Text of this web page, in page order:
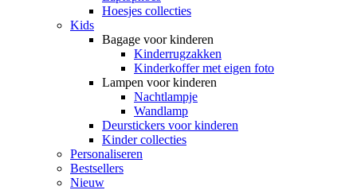
Hoesjes collecties
Kids
Bagage voor kinderen
Kinderrugzakken
Kinderkoffer met eigen foto
Lampen voor kinderen
Nachtlampje
Wandlamp
Deurstickers voor kinderen
Kinder collecties
Personaliseren
Bestsellers
Nieuw